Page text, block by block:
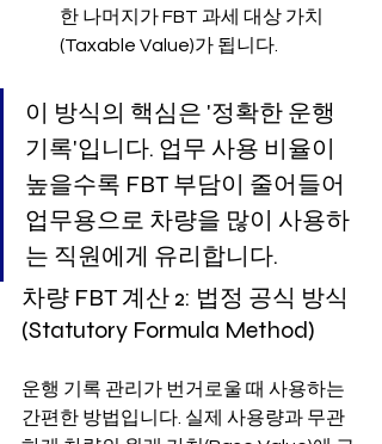
한 나머지가 FBT 과세 대상 가치
(Taxable Value)가 됩니다.
이 방식의 핵심은 '정확한 운행
기록'입니다. 업무 사용 비율이
높을수록 FBT 부담이 줄어들어
업무용으로 차량을 많이 사용하
는 직원에게 유리합니다.
차량 FBT 계산 2: 법정 공식 방식
(Statutory Formula Method)
운행 기록 관리가 번거로울 때 사용하는
간편한 방법입니다. 실제 사용량과 무관